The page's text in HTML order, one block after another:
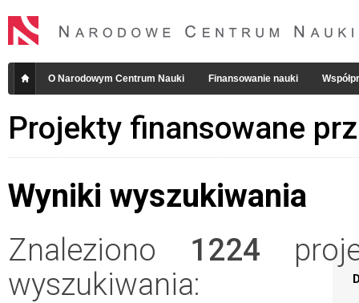
O Narodowym Centrum Nauki Finansowanie nauki
Projekty finansowane
Wyniki wyszukiwania
Znaleziono 1224
wyszukiwania: